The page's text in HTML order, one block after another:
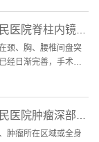
云南省限制类医疗技术培训基地保山市人民医院脊柱内镜培训基地招生简章（第一期）
颈、胸、腰椎间盘突
经日渐完善，手术效
云南省限制类医疗技术培训基地保山市人民医院肿瘤深部热疗和全身热疗技术培训基地...
肿瘤所在区域或全身